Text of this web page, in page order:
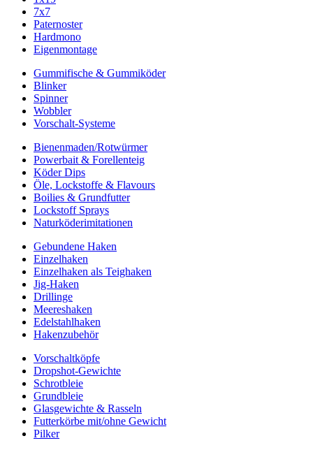
7x7
Paternoster
Hardmono
Eigenmontage
Gummifische & Gummiköder
Blinker
Spinner
Wobbler
Vorschalt-Systeme
Bienenmaden/Rotwürmer
Powerbait & Forellenteig
Köder Dips
Öle, Lockstoffe & Flavours
Boilies & Grundfutter
Lockstoff Sprays
Naturköderimitationen
Gebundene Haken
Einzelhaken
Einzelhaken als Teighaken
Jig-Haken
Drillinge
Meereshaken
Edelstahlhaken
Hakenzubehör
Vorschaltköpfe
Dropshot-Gewichte
Schrotbleie
Grundbleie
Glasgewichte & Rasseln
Futterkörbe mit/ohne Gewicht
Pilker